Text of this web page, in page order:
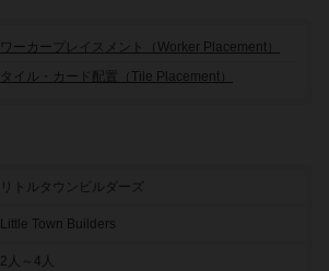
ワーカープレイスメント（Worker Placement）
タイル・カード配置（Tile Placement）
リトルタウンビルダーズ
Little Town Builders
2人～4人